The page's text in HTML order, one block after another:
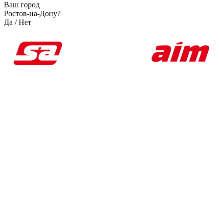
Ваш город
Ростов-на-Дону?
Да /Нет